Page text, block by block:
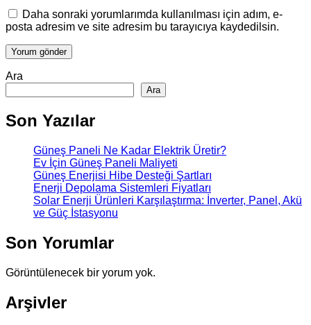
Daha sonraki yorumlarımda kullanılması için adım, e-
posta adresim ve site adresim bu tarayıcıya kaydedilsin.
Ara
Ara
Son Yazılar
Güneş Paneli Ne Kadar Elektrik Üretir?
Ev İçin Güneş Paneli Maliyeti
Güneş Enerjisi Hibe Desteği Şartları
Enerji Depolama Sistemleri Fiyatları
Solar Enerji Ürünleri Karşılaştırma: İnverter, Panel, Akü
ve Güç İstasyonu
Son Yorumlar
Görüntülenecek bir yorum yok.
Arşivler